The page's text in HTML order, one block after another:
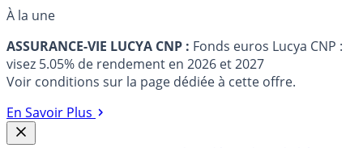
À la une
ASSURANCE-VIE LUCYA CNP : Fonds euros Lucya CNP :
visez 5.05% de rendement en 2026 et 2027
Voir conditions sur la page dédiée à cette offre.
En Savoir Plus